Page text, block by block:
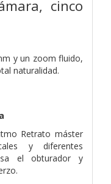
cinco
y un zoom fluido,
naturalidad.
Retrato máster
y diferentes
el obturador y